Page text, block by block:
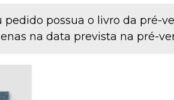
pedido possua o livro da
na data prevista na pré-